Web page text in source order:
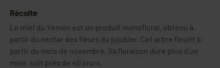
Récolte
Le miel du Yémen est un produit monofloral, obtenu à
partir du nectar des fleurs du jujubier. Cet arbre fleurit à
partir du mois de novembre. Sa floraison dure plus d'un
mois, soit près de 40 jours.